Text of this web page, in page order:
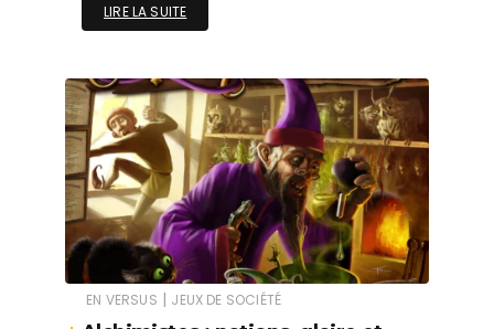
LIRE LA SUITE
EN VERSUS | JEUX DE SOCIÉTÉ